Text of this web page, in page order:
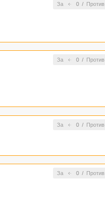
За 0/ Против
За 0/ Против
За 0/ Против
За 0/ Против